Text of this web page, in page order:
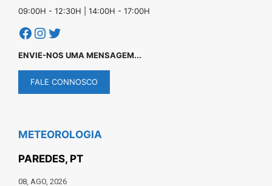
09:00H - 12:30H | 14:00H - 17:00H
Facebook
Instagram
Twitter
ENVIE-NOS UMA MENSAGEM...
FALE CONNOSCO
METEOROLOGIA
PAREDES, PT
08, AGO, 2026